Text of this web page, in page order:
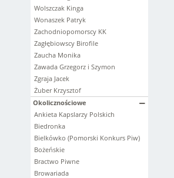
Wolszczak Kinga
Wonaszek Patryk
Zachodniopomorscy KK
Zagłębiowscy Birofile
Zaucha Monika
Zawada Grzegorz i Szymon
Zgraja Jacek
Żuber Krzysztof
Okolicznościowe
Ankieta Kapslarzy Polskich
Biedronka
Bielkówko (Pomorski Konkurs Piw)
Bożeńskie
Bractwo Piwne
Browariada